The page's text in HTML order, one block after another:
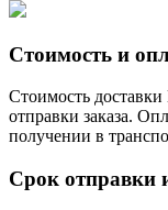
Стоимость и
Стоимость
отправки заказа.
получении в
Срок отправки